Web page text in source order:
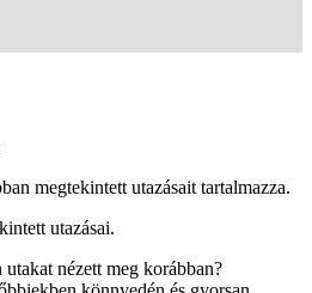
megtekintett utazásait tartalmazza.
utazásai.
nézett meg korábban?